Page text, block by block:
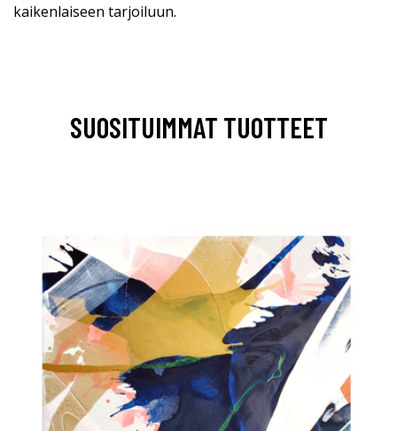
kaikenlaiseen tarjoiluun.
SUOSITUIMMAT TUOTTEET